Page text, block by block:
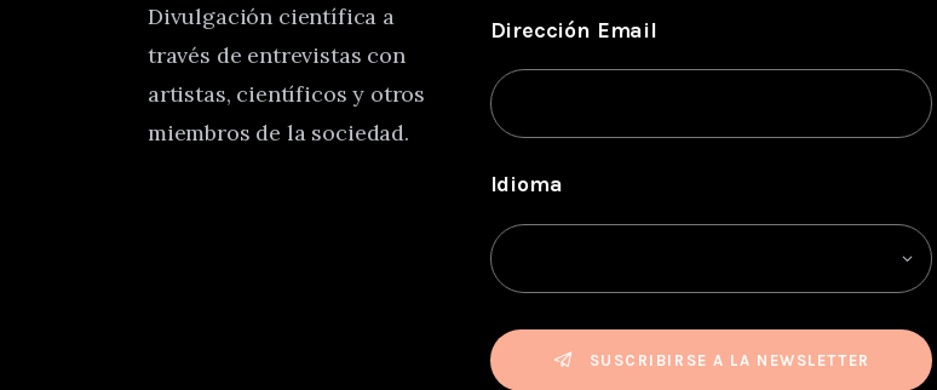
Divulgación científica a
través de entrevistas con
artistas, científicos y otros
miembros de la sociedad.
Dirección Email
Idioma
SUSCRIBIRSE A LA NEWSLETTER